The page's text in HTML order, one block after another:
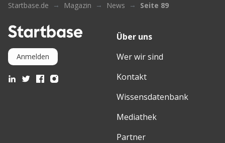
Startbase.de Magazin News Seite 89
Anmelden
Über uns
Wer wir sind
Kontakt
Wissensdatenbank
Mediathek
Partner